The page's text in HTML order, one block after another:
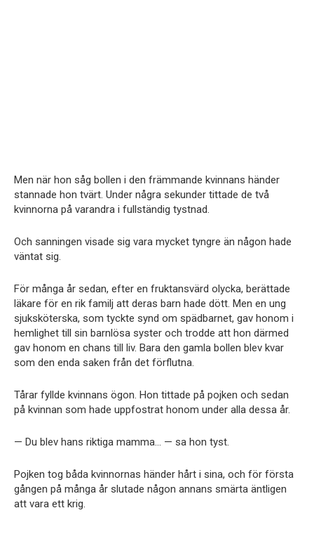
Men när hon såg bollen i den främmande kvinnans händer
stannade hon tvärt. Under några sekunder tittade de två
kvinnorna på varandra i fullständig tystnad.
Och sanningen visade sig vara mycket tyngre än någon hade
väntat sig.
För många år sedan, efter en fruktansvärd olycka, berättade
läkare för en rik familj att deras barn hade dött. Men en ung
sjuksköterska, som tyckte synd om spädbarnet, gav honom i
hemlighet till sin barnlösa syster och trodde att hon därmed
gav honom en chans till liv. Bara den gamla bollen blev kvar
som den enda saken från det förflutna.
Tårar fyllde kvinnans ögon. Hon tittade på pojken och sedan
på kvinnan som hade uppfostrat honom under alla dessa år.
— Du blev hans riktiga mamma… — sa hon tyst.
Pojken tog båda kvinnornas händer hårt i sina, och för första
gången på många år slutade någon annans smärta äntligen
att vara ett krig.